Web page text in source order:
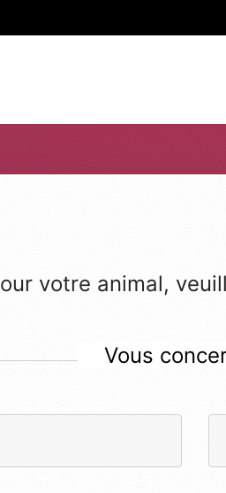
votre animal,
Vous